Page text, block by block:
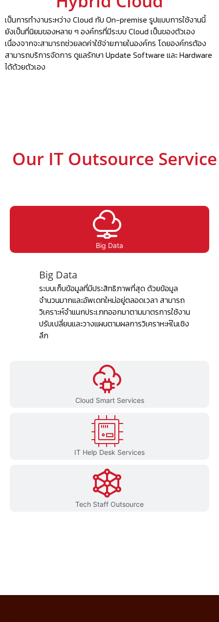
เป็นการทำงานระหว่าง Cloud กับ On-premise รูปแบบการใช้งานนี้
ยังเป็นที่นิยมของหลาย ๆ องค์กรที่มีระบบ Cloud เป็นของตัวเอง
เนื่องจากจะสามารถช่วยลดค่าใช้จ่ายภายในองค์กร โดยองค์กรต้อง
สามารถบริการจัดการ ดูแลรักษา Update Software และ Hardware
ได้ด้วยตัวเอง
Our IT Outsource Service
Big Data
Cloud Smart Services
IT Help Desk Services
Tech Staff Outsource
Big Data
ระบบเก็บข้อมูลที่มีประสิทธิภาพที่สุด ด้วยข้อมูล
จำนวนมากและอัพเดทใหม่อยู่ตลอดเวลา สามารถ
วิเคราะห์จำแนกประเภทออกมาตามมาตรการใช้งาน
ปรับเปลี่ยนและวางแผนตามผลการวิเคราหะห์ในเชิง
ลึก